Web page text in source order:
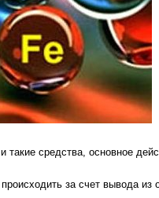
такие средства, основное
за счет вывода